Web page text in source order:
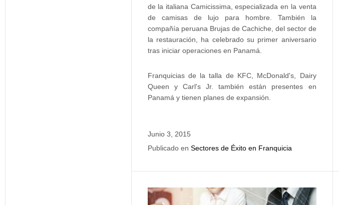
de la italiana Camicissima, especializada en la venta
de camisas de lujo para hombre. También la
compañía peruana Brujas de Cachiche, del sector de
la restauración, ha celebrado su primer aniversario
tras iniciar operaciones en Panamá.
Franquicias de la talla de KFC, McDonald's, Dairy
Queen y Carl's Jr. también están presentes en
Panamá y tienen planes de expansión.
Junio 3, 2015
Publicado en Sectores de Éxito en Franquicia